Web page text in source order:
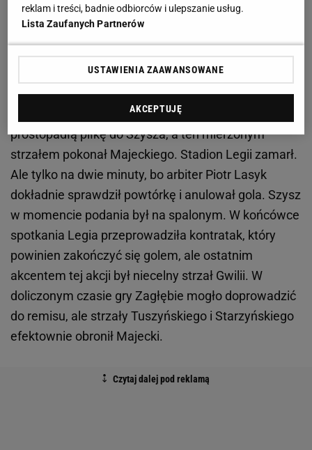
Pod koniec pierwszej połowy Czarnogórzec mógł
Vesovicia z narożnika pola karnego pięknie wybronił
Forenc.
W 68. minucie Starzyński zagrał świetną
prostopadłą piłkę do Szysza, a ten mierzonym
strzałem pokonał Majeckiego. Stadion Legii zamarł.
Ale tylko na dwie minuty, bo arbiter Piotr Lasyk
dokładnie sprawdził powtórkę i anulował gola. Szysz
w momencie podania był na spalonym. W końcówce
spotkania Legia przeprowadziła kontratak, który
powinien zakończyć się golem, ale ostatnim
akcentem tej akcji był niecelny strzał Gwilii. W
doliczonym czasie gry Zagłębie mogło doprowadzić
do remisu, ale strzały Tuszyńskiego i Starzyńskiego
efektownie obronił Majecki.
reklam i treści, badnie odbiorców i ulepszanie usług.
Lista Zaufanych Partnerów
USTAWIENIA ZAAWANSOWANE
AKCEPTUJĘ